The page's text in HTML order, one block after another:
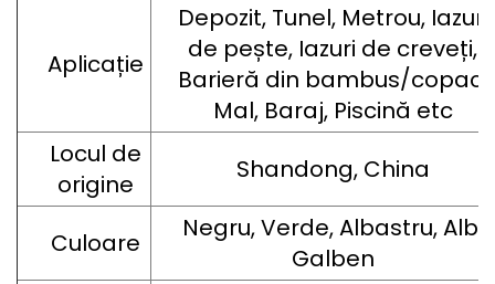
Aplicație
Depozit, Tunel, Metrou, Iazuri
de pește, Iazuri de creveți,
Barieră din bambus/copac,
Mal, Baraj, Piscină etc
Locul de
origine
Shandong, China
Culoare
Negru, Verde, Albastru, Alb,
Galben